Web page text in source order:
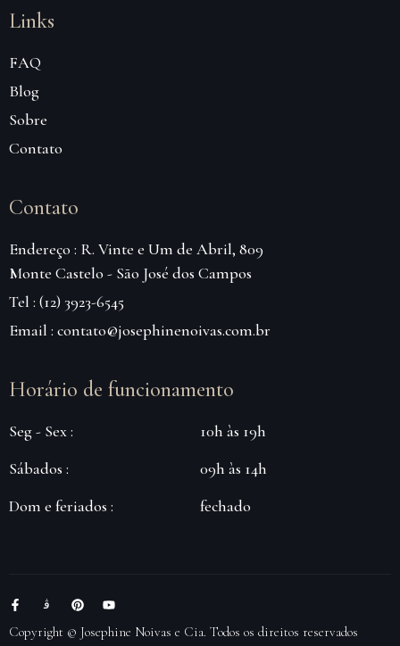
Links
FAQ
Blog
Sobre
Contato
Contato
Endereço : R. Vinte e Um de Abril, 809
Monte Castelo - São José dos Campos
Tel : (12) 3923-6545
Email : contato@josephinenoivas.com.br
Horário de funcionamento
Seg - Sex :
Sábados :
Dom e feriados :
10h às 19h
09h às 14h
fechado
Copyright © Josephine Noivas e Cia. Todos os direitos reservados